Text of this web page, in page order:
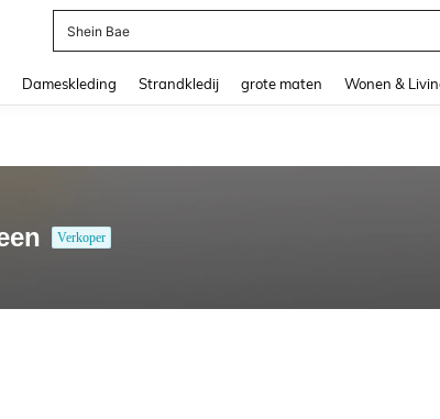
Shein Bae
Dameskleding Strandkledij grote maten Wonen &
Verkoper